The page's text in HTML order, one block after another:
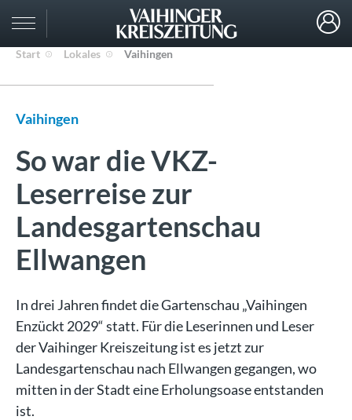
Start Lokales Vaihingen
Vaihingen
So war die VKZ-
Leserreise zur
Landesgartenschau
Ellwangen
In drei Jahren findet die Gartenschau „Vaihingen
Enzückt 2029“ statt. Für die Leserinnen und Leser
der Vaihinger Kreiszeitung ist es jetzt zur
Landesgartenschau nach Ellwangen gegangen, wo
mitten in der Stadt eine Erholungsoase entstanden
ist.